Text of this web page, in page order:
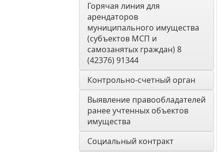
Горячая линия для
арендаторов
муниципального имущества
(субъектов МСП и
самозанятых граждан) 8
(42376) 91344
Контрольно-счетный орган
Выявление правообладателей
ранее учтенных объектов
имущества
Социальный контракт